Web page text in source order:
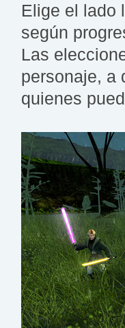
Elige el lado
según
Las
personaje, a
quienes